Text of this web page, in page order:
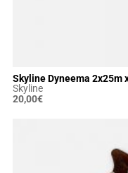
Skyline Dyneema 2x25m
Skyline
20,00€